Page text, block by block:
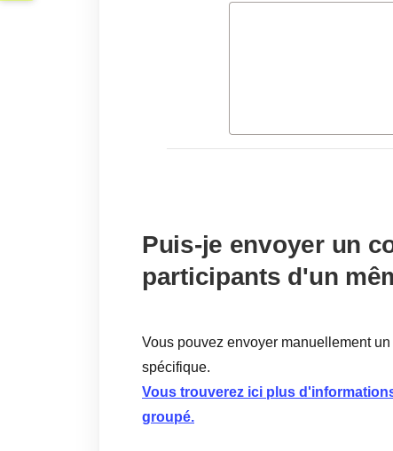
Puis-je envoyer un
participants d'un
Vous pouvez envoyer manuellement
spécifique.
Vous trouverez ici plus
groupé.